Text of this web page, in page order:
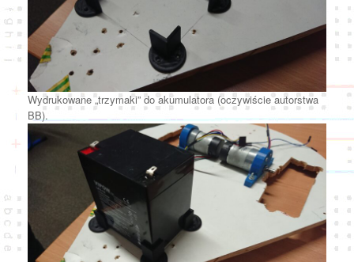
Wydrukowane „trzymaki” do akumulatora (oczywiście autorstwa
BB).